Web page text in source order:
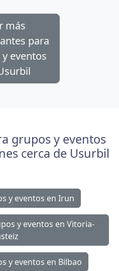
más
para
eventos
grupos y eventos
cerca de Usurbil
y eventos en Irun
y eventos en Vitoria-
y eventos en Bilbao